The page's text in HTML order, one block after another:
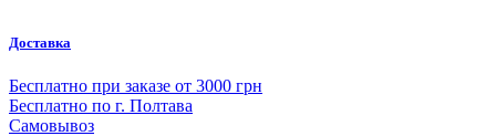
Доставка
Бесплатно при заказе от 3000 грн
Бесплатно по г. Полтава
Самовывоз